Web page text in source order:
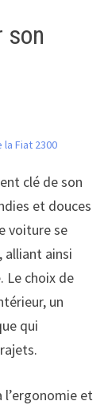
son
Fiat 2300
clé de son
et douces
voiture se
alliant ainsi
Le choix de
un
qui
et